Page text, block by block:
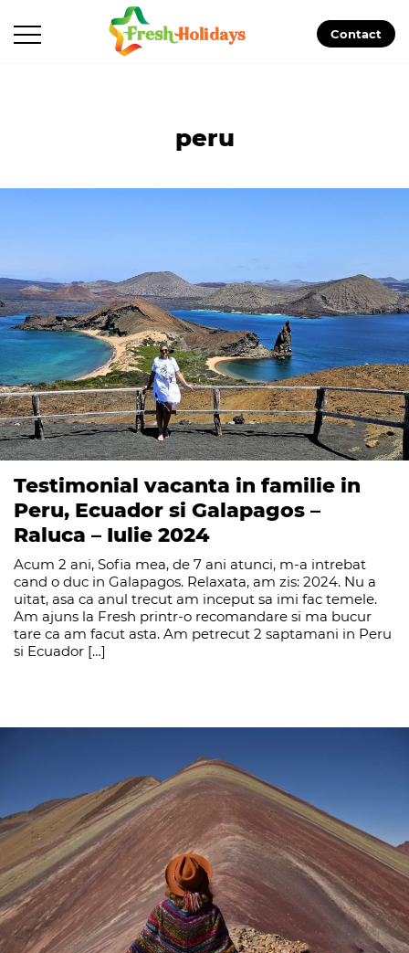
Contact
peru
Testimonial vacanta in familie in
Peru, Ecuador si Galapagos –
Raluca – Iulie 2024
Acum 2 ani, Sofia mea, de 7 ani atunci, m-a intrebat
cand o duc in Galapagos. Relaxata, am zis: 2024. Nu a
uitat, asa ca anul trecut am inceput sa imi fac temele.
Am ajuns la Fresh printr-o recomandare si ma bucur
tare ca am facut asta. Am petrecut 2 saptamani in Peru
si Ecuador […]